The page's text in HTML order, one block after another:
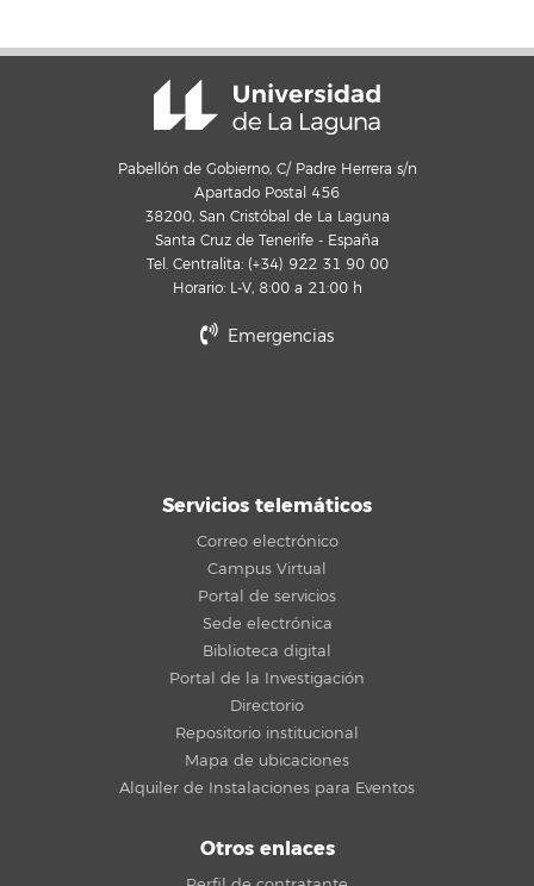
Pabellón de Gobierno, C/ Padre Herrera s/n
Apartado Postal 456
38200, San Cristóbal de La Laguna
Santa Cruz de Tenerife - España
Tel. Centralita: (+34) 922 31 90 00
Horario: L-V, 8:00 a 21:00 h
Emergencias
Servicios telemáticos
Correo electrónico
Campus Virtual
Portal de servicios
Sede electrónica
Biblioteca digital
Portal de la Investigación
Directorio
Repositorio institucional
Mapa de ubicaciones
Alquiler de Instalaciones para Eventos
Otros enlaces